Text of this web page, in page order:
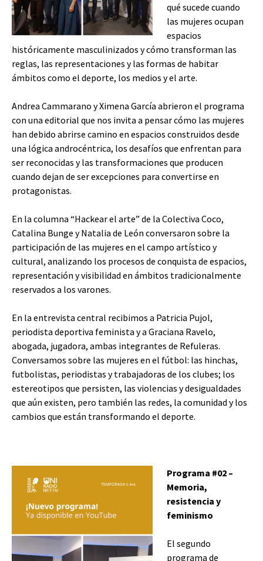
qué sucede cuando
las mujeres ocupan
espacios
históricamente masculinizados y cómo transforman las
reglas, las representaciones y las formas de habitar
ámbitos como el deporte, los medios y el arte.
Andrea Cammarano y Ximena García abrieron el programa
con una editorial que nos invita a pensar cómo las mujeres
han debido abrirse camino en espacios construidos desde
una lógica androcéntrica, los desafíos que enfrentan para
ser reconocidas y las transformaciones que producen
cuando dejan de ser excepciones para convertirse en
protagonistas.
En la columna “Hackear el arte” de la Colectiva Coco,
Catalina Bunge y Natalia de León conversaron sobre la
participación de las mujeres en el campo artístico y
cultural, analizando los procesos de conquista de espacios,
representación y visibilidad en ámbitos tradicionalmente
reservados a los varones.
En la entrevista central recibimos a Patricia Pujol,
periodista deportiva feminista y a Graciana Ravelo,
abogada, jugadora, ambas integrantes de Refuleras.
Conversamos sobre las mujeres en el fútbol: las hinchas,
futbolistas, periodistas y trabajadoras de los clubes; los
estereotipos que persisten, las violencias y desigualdades
que aún existen, pero también las redes, la comunidad y los
cambios que están transformando el deporte.
Programa #02 –
Memoria,
resistencia y
feminismo
El segundo
programa de